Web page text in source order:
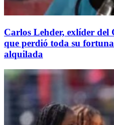
Carlos Lehder, exlíder del
que perdió toda su
alquilada